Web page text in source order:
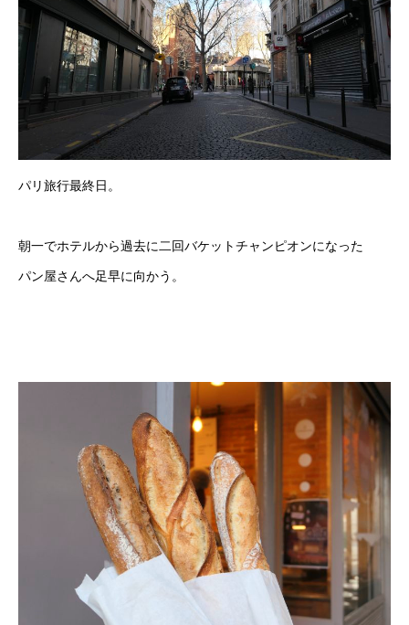
パリ旅行最終日。
朝一でホテルから過去に二回バケットチャンピオンになった
パン屋さんへ足早に向かう。